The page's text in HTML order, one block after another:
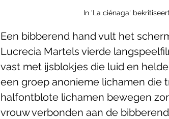
In 'La ciénaga'
Een bibberend hand vult het
Lucrecia Martels vierde
vast met ijsblokjes die luid en
een groep anonieme lichamen die
halfontblote lichamen bewegen
vrouw verbonden aan de